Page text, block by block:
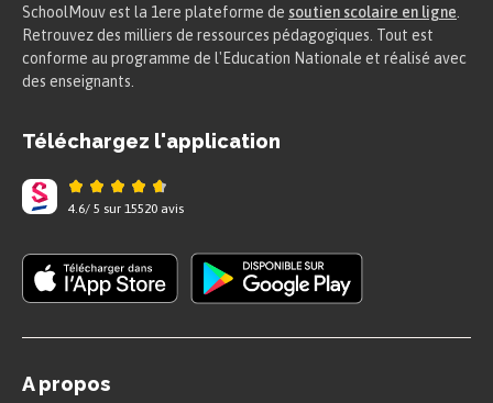
SchoolMouv est la 1ere plateforme de soutien scolaire en ligne
Retrouvez des milliers de ressources pédagogiques. Tout est
conforme au programme de l'Education Nationale et réalisé avec
des enseignants.
Téléchargez l'application
4.6/ 5 sur 15520 avis
A propos